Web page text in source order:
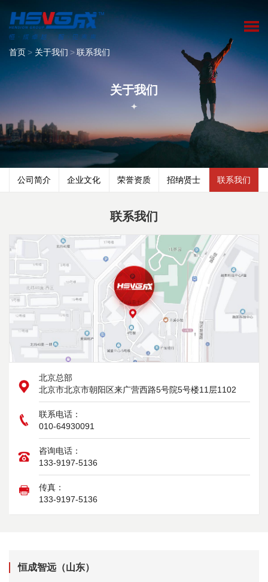
关于我们
首页 > 关于我们 > 联系我们
公司简介 企业文化 荣誉资质 招纳贤士 联系我们
联系我们
北京总部
北京市北京市朝阳区来广营西路5号院5号楼11层1102
联系电话：
010-64930091
咨询电话：
133-9197-5136
传真：
133-9197-5136
恒成智远（山东）